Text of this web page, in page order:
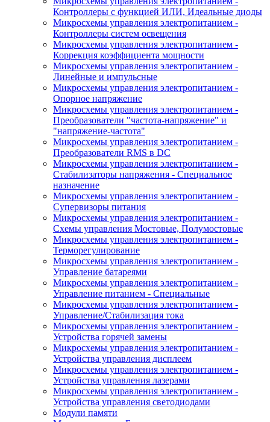
Контроллеры с функцией ИЛИ, Идеальные диоды
Микросхемы управления электропитанием -
Контроллеры систем освещения
Микросхемы управления электропитанием -
Коррекция коэффициента мощности
Микросхемы управления электропитанием -
Линейные и импульсные
Микросхемы управления электропитанием -
Опорное напряжение
Микросхемы управления электропитанием -
Преобразователи "частота-напряжение" и
"напряжение-частота"
Микросхемы управления электропитанием -
Преобразователи RMS в DC
Микросхемы управления электропитанием -
Стабилизаторы напряжения - Специальное
назначение
Микросхемы управления электропитанием -
Супервизоры питания
Микросхемы управления электропитанием -
Схемы управления Мостовые, Полумостовые
Микросхемы управления электропитанием -
Терморегулирование
Микросхемы управления электропитанием -
Управление батареями
Микросхемы управления электропитанием -
Управление питанием - Специальные
Микросхемы управления электропитанием -
Управление/Стабилизация тока
Микросхемы управления электропитанием -
Устройства горячей замены
Микросхемы управления электропитанием -
Устройства управления дисплеем
Микросхемы управления электропитанием -
Устройства управления лазерами
Микросхемы управления электропитанием -
Устройства управления светодиодами
Модули памяти